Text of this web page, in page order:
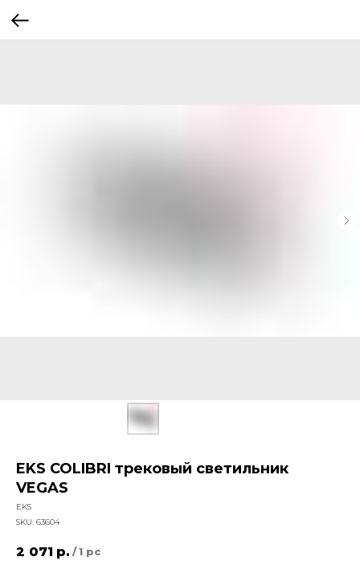
EKS COLIBRI трековый светильник
VEGAS
EKS
SKU: 63604
2 071 р. / 1 pc